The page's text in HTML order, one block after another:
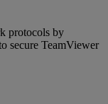
protocols by
secure TeamViewer